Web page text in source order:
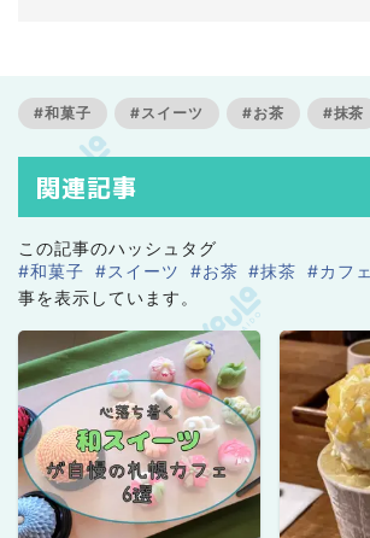
#和菓子 #スイーツ #お茶 #抹茶
関連記事
この記事のハッシュタグ
#和菓子 #スイーツ #お茶 #抹茶 #カフェ
事を表示しています。